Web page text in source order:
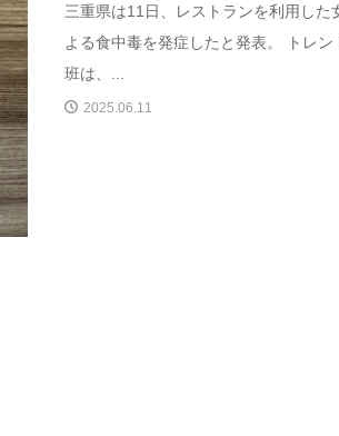
三重県は11日、レストランを利用した
よる食中毒を発症したと発表。 トレ
班は、...
2025.06.11